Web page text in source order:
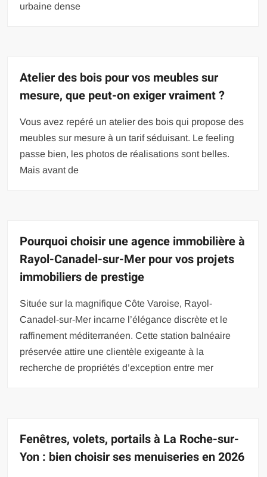
urbaine dense
Atelier des bois pour vos meubles sur
mesure, que peut-on exiger vraiment ?
Vous avez repéré un atelier des bois qui propose des
meubles sur mesure à un tarif séduisant. Le feeling
passe bien, les photos de réalisations sont belles.
Mais avant de
Pourquoi choisir une agence immobilière à
Rayol-Canadel-sur-Mer pour vos projets
immobiliers de prestige
Située sur la magnifique Côte Varoise, Rayol-
Canadel-sur-Mer incarne l’élégance discrète et le
raffinement méditerranéen. Cette station balnéaire
préservée attire une clientèle exigeante à la
recherche de propriétés d’exception entre mer
Fenêtres, volets, portails à La Roche-sur-
Yon : bien choisir ses menuiseries en 2026